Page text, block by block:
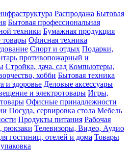
Распродажа Бытовая
Бытовая профессиональная
техники Бумажная продукция
товары Офисная техника
Спорт и отдых Подарки,
противопожарный и
Стройка, дача, сад Компьютеры,
хобби Бытовая техника
и здоровье Деловые аксессуары
и электротовары Игры,
Офисные принадлежности
Посуда, сервировка стола Мебель
Продукты питания Рабочая
рюкзаки Телевизоры, Видео, Аудио
гостиниц, отелей и дома Товары